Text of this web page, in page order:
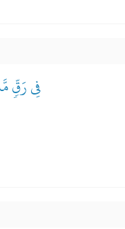
فِي رَقّٖ